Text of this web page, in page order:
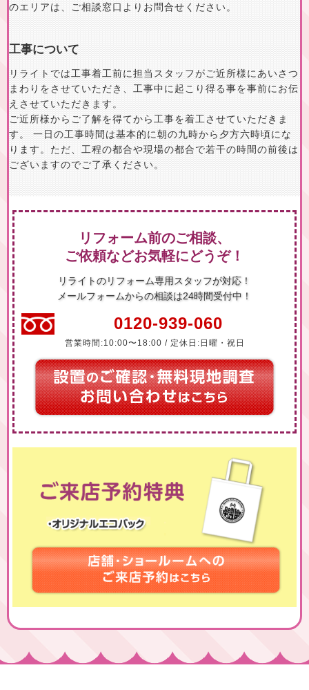
のエリアは、ご相談窓口よりお問合せください。
工事について
リライトでは工事着工前に担当スタッフがご近所様にあいさつ
まわりをさせていただき、工事中に起こり得る事を事前にお伝
えさせていただきます。
ご近所様からご了解を得てから工事を着工させていただきま
す。 一日の工事時間は基本的に朝の九時から夕方六時頃にな
ります。ただ、工程の都合や現場の都合で若干の時間の前後は
ございますのでご了承ください。
リフォーム前のご相談、
ご依頼などお気軽にどうぞ！
リライトのリフォーム専用スタッフが対応！
メールフォームからの相談は24時間受付中！
0120-939-060
営業時間:10:00〜18:00 / 定休日:日曜・祝日